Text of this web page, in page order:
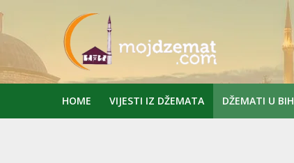
HOME VIJESTI IZ DŽEMATA DŽEMATI U BIH